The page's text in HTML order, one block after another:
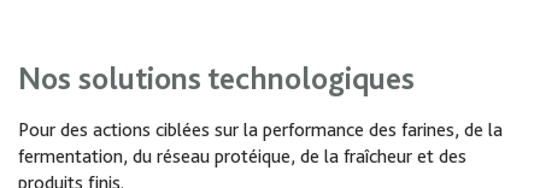
Nos solutions technologiques
Pour des actions ciblées sur la performance des farines, de la
fermentation, du réseau protéique, de la fraîcheur et des
produits finis.